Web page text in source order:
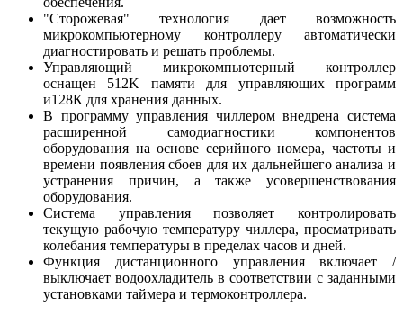
"Сторожевая" технология дает возможность
микрокомпьютерному контроллеру автоматически
диагностировать и решать проблемы.
Управляющий микрокомпьютерный контроллер
оснащен 512K памяти для управляющих программ
и128К для хранения данных.
В программу управления чиллером внедрена система
расширенной самодиагностики компонентов
оборудования на основе серийного номера, частоты и
времени появления сбоев для их дальнейшего анализа и
устранения причин, а также усовершенствования
оборудования.
Система управления позволяет контролировать
текущую рабочую температуру чиллера, просматривать
колебания температуры в пределах часов и дней.
Функция дистанционного управления включает /
выключает водоохладитель в соответствии с заданными
установками таймера и термоконтроллера.